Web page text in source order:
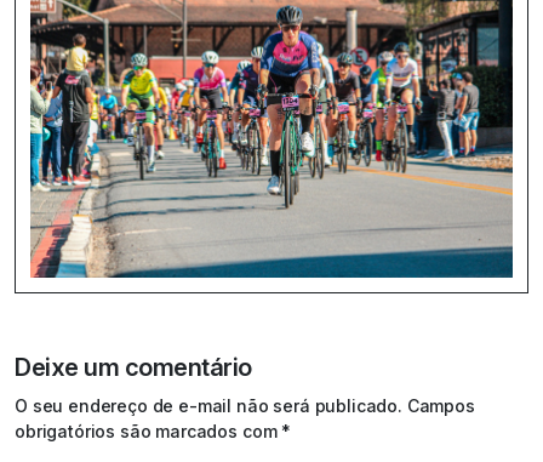
Deixe um comentário
O seu endereço de e-mail não será publicado. Campos
obrigatórios são marcados com *